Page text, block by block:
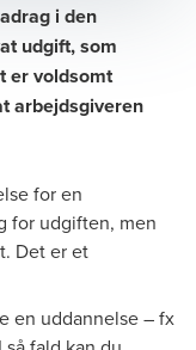
i den
udgift, som
er voldsomt
arbejdsgiveren
for en
for udgiften, men
Det er et
en uddannelse – fx